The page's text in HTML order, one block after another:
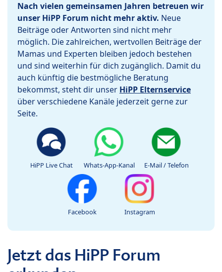
Nach vielen gemeinsamen Jahren betreuen wir
unser HiPP Forum nicht mehr aktiv. Neue
Beiträge oder Antworten sind nicht mehr
möglich. Die zahlreichen, wertvollen Beiträge der
Mamas und Experten bleiben jedoch bestehen
und sind weiterhin für dich zugänglich. Damit du
auch künftig die bestmögliche Beratung
bekommst, steht dir unser HiPP Elternservice
über verschiedene Kanäle jederzeit gerne zur
Seite.
HiPP Live Chat Whats-App-Kanal E-Mail / Telefon
Facebook Instagram
Jetzt das HiPP Forum